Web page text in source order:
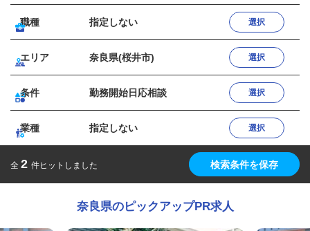
職種 指定しない 選択
エリア 奈良県(桜井市) 選択
条件 勤務開始日応相談 選択
業種 指定しない 選択
全 2 件ヒットしました 検索条件を保存
奈良県のピックアップPR求人